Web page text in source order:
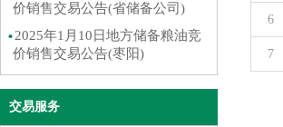
价销售交易公告(省储备公司)
2025年1月10日地方储备粮油竞
价销售交易公告(枣阳)
交易服务
6
7